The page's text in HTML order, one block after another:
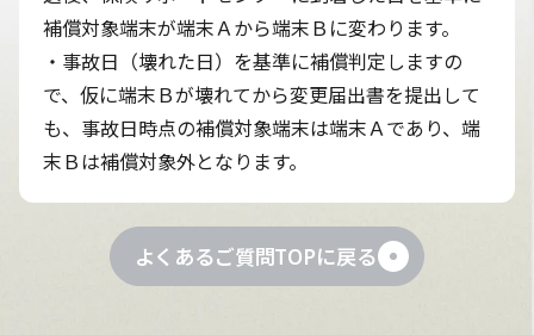
補償対象端末が端末Ａから端末Ｂに変わります。
・事故日（壊れた日）を基準に補償判定しますの
で、仮に端末Ｂが壊れてから変更届出書を提出して
も、事故日時点の補償対象端末は端末Ａであり、端
末Ｂは補償対象外となります。
よくあるご質問TOPに戻る